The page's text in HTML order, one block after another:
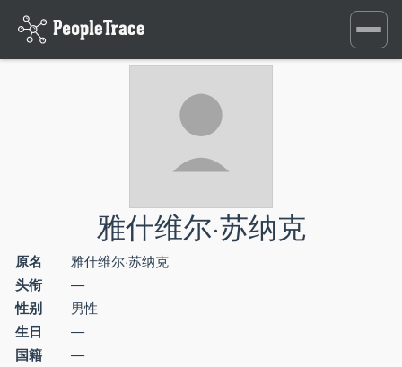
Toggle
雅什维尔·苏纳克
原名 雅什维尔·苏纳克
头衔 —
性别 男性
生日 —
国籍 —